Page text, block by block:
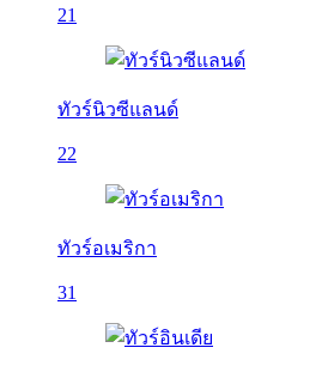
21
ทัวร์นิวซีแลนด์
22
ทัวร์อเมริกา
31